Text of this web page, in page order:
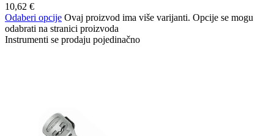
10,62 €
Odaberi opcije Ovaj proizvod ima više varijanti. Opcije se mogu
odabrati na stranici proizvoda
Instrumenti se prodaju pojedinačno